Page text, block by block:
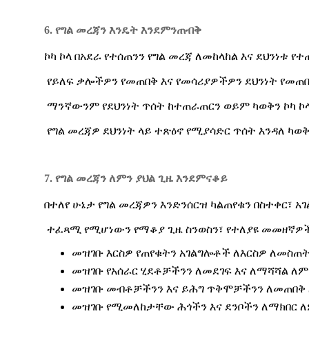
6. የግል መረጃን እንዴት እንደምንጠብቅ
ኮካ ኮላ በአደራ የተሰጠንን የግል መረጃ ለመከላከል እና
የይለፍ ቃሎችዎን የመጠበቅ እና የመሳሪያዎችዎን ደህንነት
ማንኛውንም የደህንነት ጥሰት ከተጠራጠርን ወይም ካወቅን ኮካ
የግል መረጃዎ ደህንነት ላይ ተጽዕኖ የሚያሳድር ጥሰት እንዳለ
7. የግል መረጃን ለምን ያህል ጊዜ እንደምናቆይ
በተለየ ሁኔታ የግል መረጃዎን እንድንሰርዝ ካልጠየቁን
ተፈጻሚ የሚሆነውን የማቆያ ጊዜ ስንወስን፣ የተለያዩ
መዝገቡ እርስዎ የጠየቁትን አገልግሎቶች ለእርስዎ
መዝገቡ የአሰራር ሂደቶቻችንን ለመደገፍ እና ለማሻሻል
መዝገቡ መብቶቻችንን እና ይሕግ ጥቅሞቻችንን ለመጠበቅ
መዝገቡ የሚመለከታቸው ሕጎችን እና ደንቦችን ለማክበር